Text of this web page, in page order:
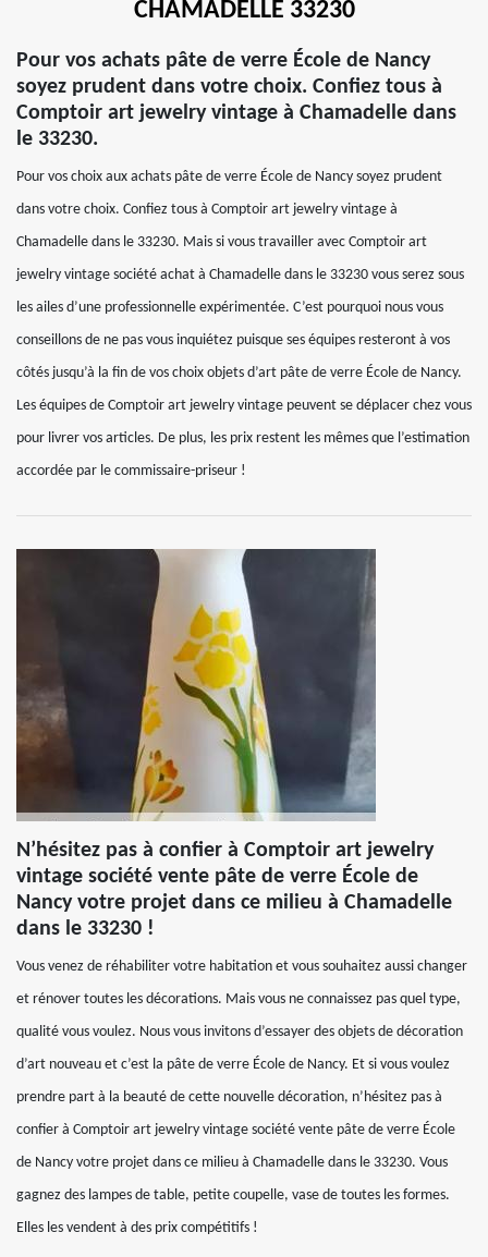
CHAMADELLE 33230
Pour vos achats pâte de verre École de Nancy
soyez prudent dans votre choix. Confiez tous à
Comptoir art jewelry vintage à Chamadelle dans
le 33230.
Pour vos choix aux achats pâte de verre École de Nancy soyez prudent
dans votre choix. Confiez tous à Comptoir art jewelry vintage à
Chamadelle dans le 33230. Mais si vous travailler avec Comptoir art
jewelry vintage société achat à Chamadelle dans le 33230 vous serez sous
les ailes d’une professionnelle expérimentée. C’est pourquoi nous vous
conseillons de ne pas vous inquiétez puisque ses équipes resteront à vos
côtés jusqu’à la fin de vos choix objets d’art pâte de verre École de Nancy.
Les équipes de Comptoir art jewelry vintage peuvent se déplacer chez vous
pour livrer vos articles. De plus, les prix restent les mêmes que l’estimation
accordée par le commissaire-priseur !
N’hésitez pas à confier à Comptoir art jewelry
vintage société vente pâte de verre École de
Nancy votre projet dans ce milieu à Chamadelle
dans le 33230 !
Vous venez de réhabiliter votre habitation et vous souhaitez aussi changer
et rénover toutes les décorations. Mais vous ne connaissez pas quel type,
qualité vous voulez. Nous vous invitons d’essayer des objets de décoration
d’art nouveau et c’est la pâte de verre École de Nancy. Et si vous voulez
prendre part à la beauté de cette nouvelle décoration, n’hésitez pas à
confier à Comptoir art jewelry vintage société vente pâte de verre École
de Nancy votre projet dans ce milieu à Chamadelle dans le 33230. Vous
gagnez des lampes de table, petite coupelle, vase de toutes les formes.
Elles les vendent à des prix compétitifs !